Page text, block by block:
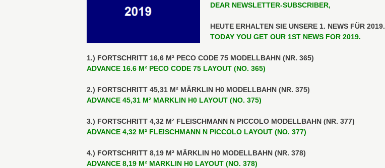
DEAR NEWSLETTER-SUBSCRIBER,
HEUTE ERHALTEN SIE UNSERE 1. NEWS FÜR 2019.
TODAY YOU GET OUR 1ST NEWS FOR 2019.
1.) FORTSCHRITT 16,6 M² PECO CODE 75 MODELLBAHN (NR. 365)
ADVANCE 16.6 M² PECO CODE 75 LAYOUT (NO. 365)
2.) FORTSCHRITT 45,31 M² MÄRKLIN H0 MODELLBAHN (NR. 375)
ADVANCE 45,31 M² MARKLIN H0 LAYOUT (NO. 375)
3.) FORTSCHRITT 4,32 M² FLEISCHMANN N PICCOLO MODELLBAHN (NR. 377)
ADVANCE 4,32 M² FLEISCHMANN N PICCOLO LAYOUT (NO. 377)
4.) FORTSCHRITT 8,19 M² MÄRKLIN H0 MODELLBAHN (NR. 378)
ADVANCE 8,19 M² MARKLIN H0 LAYOUT (NO. 378)